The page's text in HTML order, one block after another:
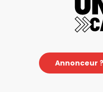
Annonceur